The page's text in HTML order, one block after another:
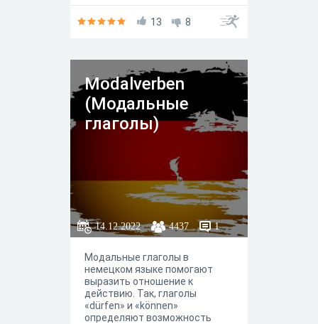
13 8
Modalverben
(Модальные
глаголы)
14.12.2022 4437 1
Модальные глаголы в
немецком языке помогают
выразить отношение к
действию. Так, глаголы
«dürfen» и «können»
определяют возможность